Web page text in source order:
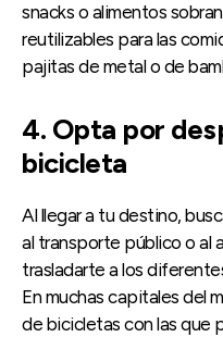
snacks o alimentos
reutilizables para las
pajitas de metal o de
4. Opta por
bicicleta
Al llegar a tu destino,
al transporte público o al
trasladarte a los
En muchas capitales del
de bicicletas con las que